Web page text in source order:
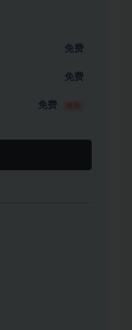
免费
免费
免费